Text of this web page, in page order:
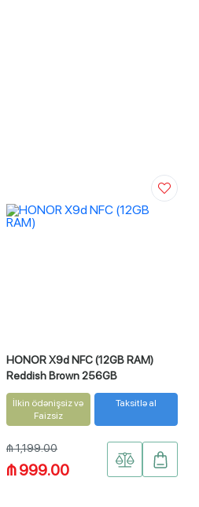
HONOR X9d NFC (12GB RAM)
Reddish Brown 256GB
İlkin ödənişsiz və
Faizsiz
Taksitlə al
₼ 1,199.00
₼ 999.00